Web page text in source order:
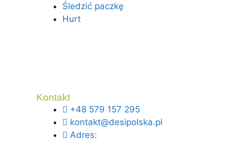
Śledzić paczkę
Hurt
Kontakt
+48 579 157 295
kontakt@desipolska.pl
Adres: